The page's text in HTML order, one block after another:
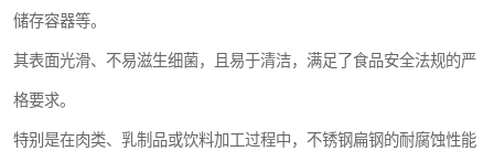
储存容器等。
其表面光滑、不易滋生细菌，且易于清洁，满足了食品安全法规的严
格要求。
特别是在肉类、乳制品或饮料加工过程中，不锈钢扁钢的耐腐蚀性能